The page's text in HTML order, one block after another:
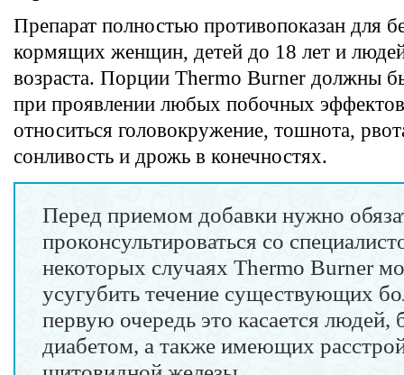
Препарат полностью противопоказан для
кормящих женщин, детей до 18 лет и
возраста. Порции Thermo Burner должны
при проявлении любых побочных
относиться головокружение, тошнота,
сонливость и дрожь в конечностях.
Перед приемом добавки нужно
проконсультироваться со
некоторых случаях Thermo Burner
усугубить течение существующих
первую очередь это касается людей,
диабетом, а также имеющих